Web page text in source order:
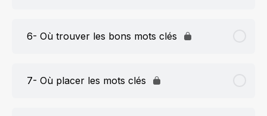
6- Où trouver les bons mots clés
7- Où placer les mots clés